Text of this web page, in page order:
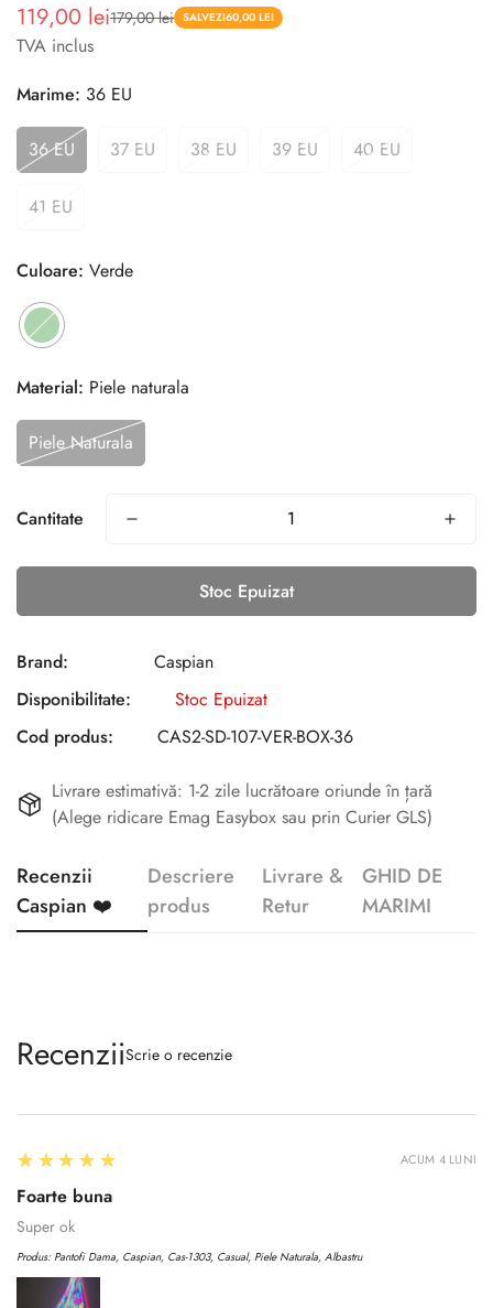
Pret
redus
119,00 lei
Pret 179,00 lei SALVEZI60,00 LEI
TVA inclus
Marime: 36 EU
36 EU 37 EU 38 EU 39 EU 40 EU
41 EU
Culoare: Verde
Material: Piele naturala
Piele Naturala
Cantitate
Stoc Epuizat
Brand:
Caspian
Disponibilitate:
Stoc Epuizat
Cod produs:
CAS2-SD-107-VER-BOX-36
Livrare estimativă: 1-2 zile lucrătoare oriunde în țară
(Alege ridicare Emag Easybox sau prin Curier GLS)
Recenzii
Caspian ❤️
Descriere
produs
Livrare &
Retur
GHID DE
MARIMI
RecenziiScrie o recenzie
5
★★★★★
Foarte buna
Super ok
Produs: Pantofi Dama, Caspian, Cas-1303, Casual, Piele Naturala, Albastru
ACUM 4 LUNI